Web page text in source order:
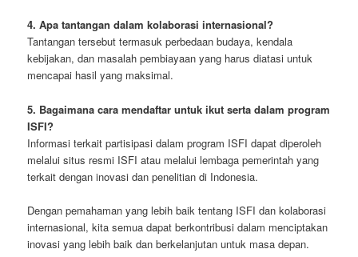
4. Apa tantangan dalam kolaborasi internasional?
Tantangan tersebut termasuk perbedaan budaya, kendala
kebijakan, dan masalah pembiayaan yang harus diatasi untuk
mencapai hasil yang maksimal.
5. Bagaimana cara mendaftar untuk ikut serta dalam program
ISFI?
Informasi terkait partisipasi dalam program ISFI dapat diperoleh
melalui situs resmi ISFI atau melalui lembaga pemerintah yang
terkait dengan inovasi dan penelitian di Indonesia.
Dengan pemahaman yang lebih baik tentang ISFI dan kolaborasi
internasional, kita semua dapat berkontribusi dalam menciptakan
inovasi yang lebih baik dan berkelanjutan untuk masa depan.